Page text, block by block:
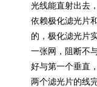
光线能直射出去
依赖极化滤光片
的，极化滤光片
一张网，阻断不
好与第一个垂直
两个滤光片的线